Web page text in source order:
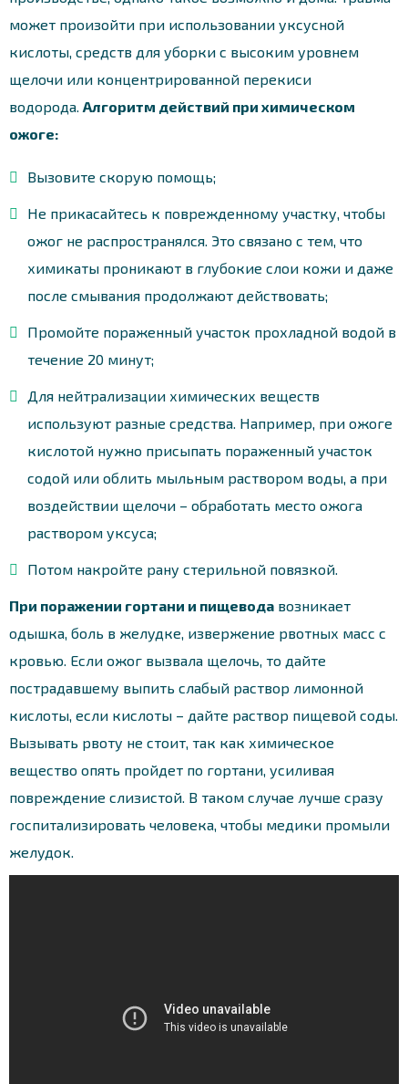
может произойти при использовании уксусной
кислоты, средств для уборки с высоким уровнем
щелочи или концентрированной перекиси
водорода. Алгоритм действий при химическом
ожоге:
Вызовите скорую помощь;
Не прикасайтесь к поврежденному участку, чтобы
ожог не распространялся. Это связано с тем, что
химикаты проникают в глубокие слои кожи и даже
после смывания продолжают действовать;
Промойте пораженный участок прохладной водой в
течение 20 минут;
Для нейтрализации химических веществ
используют разные средства. Например, при ожоге
кислотой нужно присыпать пораженный участок
содой или облить мыльным раствором воды, а при
воздействии щелочи – обработать место ожога
раствором уксуса;
Потом накройте рану стерильной повязкой.
При поражении гортани и пищевода возникает
одышка, боль в желудке, извержение рвотных масс с
кровью. Если ожог вызвала щелочь, то дайте
пострадавшему выпить слабый раствор лимонной
кислоты, если кислоты – дайте раствор пищевой соды.
Вызывать рвоту не стоит, так как химическое
вещество опять пройдет по гортани, усиливая
повреждение слизистой. В таком случае лучше сразу
госпитализировать человека, чтобы медики промыли
желудок.